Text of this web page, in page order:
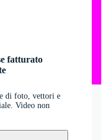
fatturato
di foto, vettori e
Video non